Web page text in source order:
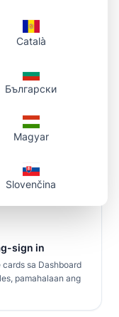
Fight profiles,
sign in
sa Dashboard
pamahalaan ang
Català
Български
Magyar
Slovenčina